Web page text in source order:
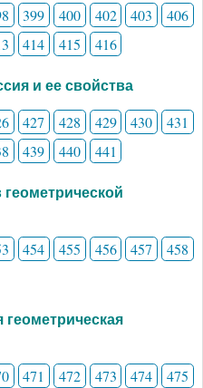
399 400 402 403
406
414 415 416
и ее свойства
427 428 429 430
431
439 440 441
454 455 456 457
458
471 472 473 474
475